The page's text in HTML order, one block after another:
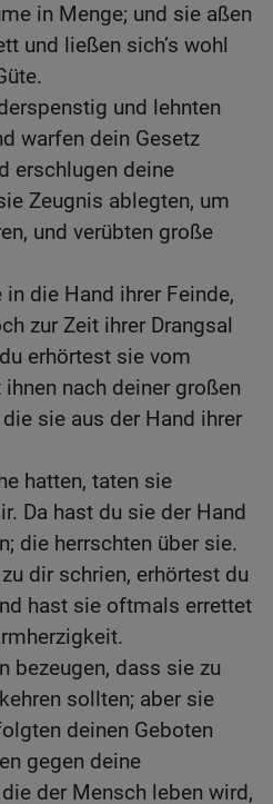
in Menge; und sie aßen
und ließen sich’s wohl
und lehnten
warfen dein Gesetz
erschlugen deine
Zeugnis ablegten, um
und verübten große
die Hand ihrer Feinde,
zur Zeit ihrer Drangsal
erhörtest sie vom
nach deiner großen
sie aus der Hand ihrer
hatten, taten sie
Da hast du sie der Hand
die herrschten über sie.
dir schrien, erhörtest du
hast sie oftmals errettet
bezeugen, dass sie zu
sollten; aber sie
deinen Geboten
gegen deine
der Mensch leben wird,